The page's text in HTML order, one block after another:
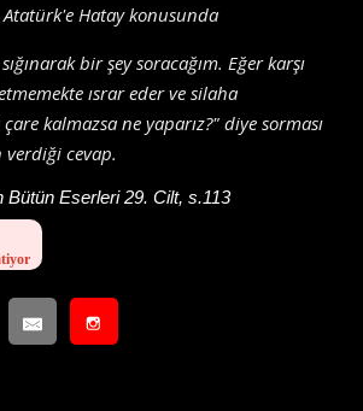
Atatürk'e Hatay konusunda
bir şey soracağım. Eğer karşı
ısrar eder ve silaha
kalmazsa ne yaparız?" diye sorması
cevap.
Bütün Eserleri 29. Cilt, s.113